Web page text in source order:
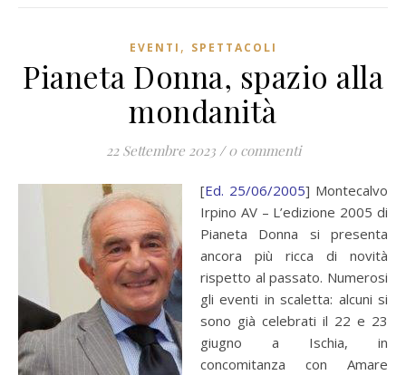
EVENTI , SPETTACOLI
Pianeta Donna, spazio alla
mondanità
22 Settembre 2023 / 0 commenti
[ Ed. 25/06/2005] Montecalvo
Irpino AV – L’edizione 2005 di
Pianeta Donna si presenta
ancora più ricca di novità
rispetto al passato. Numerosi
gli eventi in scaletta: alcuni si
sono già celebrati il 22 e 23
giugno a Ischia, in
concomitanza con Amare